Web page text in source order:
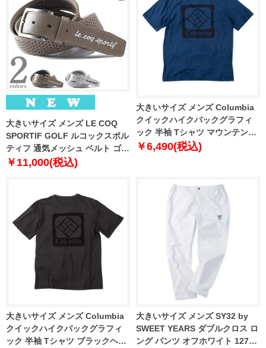
大きいサイズ メンズ LE COQ
SPORTIF GOLF ルコックスポル
ティフ 通気メッシュ ベルト ゴル
フウェア 春夏新作 lg6sblb4m
￥11,000(税込)
大きいサイズ メンズ Columbia
クイックハイクバックグラフィ
ック 半袖 Tシャツ マウンテンブ
ルーヘザー 1278-6215-1 1X 2X
￥6,490(税込)
大きいサイズ メンズ Columbia
クイックハイクバックグラフィ
ック 半袖 Tシャツ ブラックヘザ
大きいサイズ メンズ SY32 by
SWEET YEARS ダブルクロス ロ
ング パンツ オフホワイト 1274-